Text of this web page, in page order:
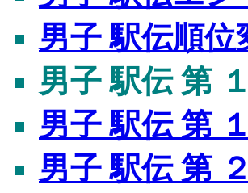
男子 駅伝順位
男子 駅伝 第
男子 駅伝 第
男子 駅伝 第